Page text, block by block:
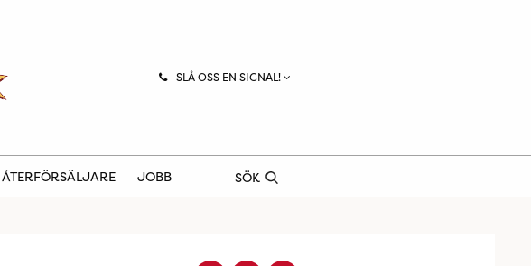
SLÅ OSS EN SIGNAL!
JOBB SÖK